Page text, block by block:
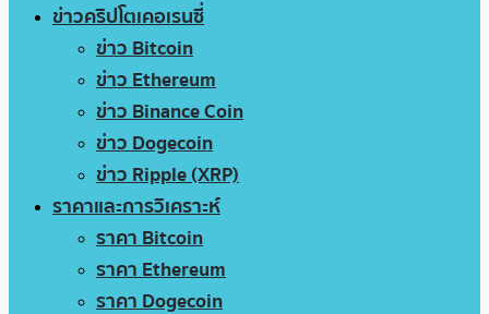
ข่าวคริปโตเคอเรนซี่
ข่าว Bitcoin
ข่าว Ethereum
ข่าว Binance Coin
ข่าว Dogecoin
ข่าว Ripple (XRP)
ราคาและการวิเคราะห์
ราคา Bitcoin
ราคา Ethereum
ราคา Dogecoin